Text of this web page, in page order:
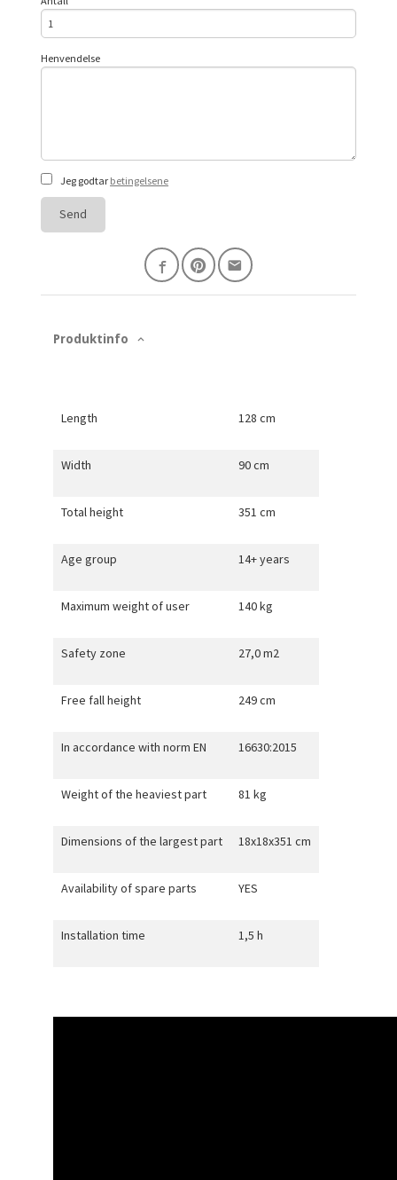
Henvendelse
Jeg godtar betingelsene
Send
Produktinfo
Length 128 cm
Width 90 cm
Total height 351 cm
Age group 14+ years
Maximum weight of user 140 kg
Safety zone 27,0 m2
Free fall height 249 cm
In accordance with norm EN 16630:2015
Weight of the heaviest part 81 kg
Dimensions of the largest part 18x18x351 cm
Availability of spare parts YES
Installation time 1,5 h